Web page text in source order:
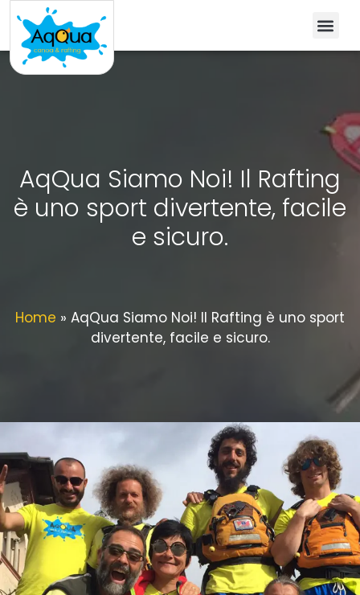
AqQua Siamo Noi! Il Rafting
è uno sport divertente, facile
e sicuro.
Home » AqQua Siamo Noi! Il Rafting è uno sport
divertente, facile e sicuro.